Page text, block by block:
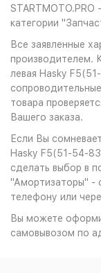
категории
Все заявленные
производителем.
левая Hasky
товара
Вашего заказа.
Если Вы
Hasky F5(51-54-
сделать выбор в
"Амортизаторы" -
телефону или
Вы можете
самовывозом по